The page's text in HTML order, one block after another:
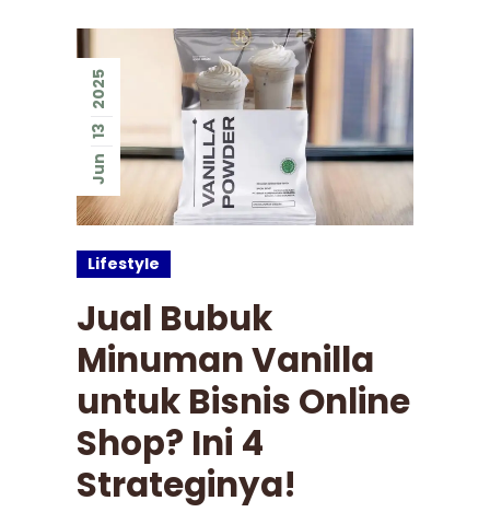
Jun
13
2025
Lifestyle
Jual Bubuk
Minuman Vanilla
untuk Bisnis Online
Shop? Ini 4
Strateginya!